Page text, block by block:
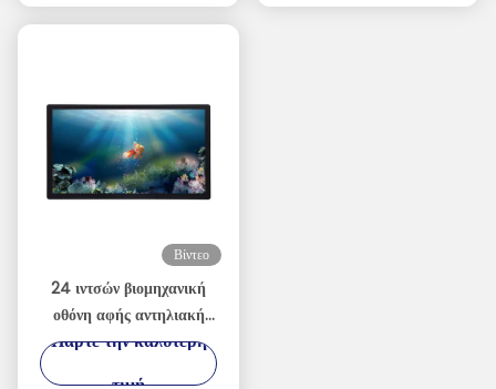
απόθεμα Τροφοδοσία DC
οπτική σύνδεση LCD
Βίντεο
24 ιντσών βιομηχανική
οθόνη αφής αντηλιακή
1500nits υψηλής
Πάρτε την καλύτερη